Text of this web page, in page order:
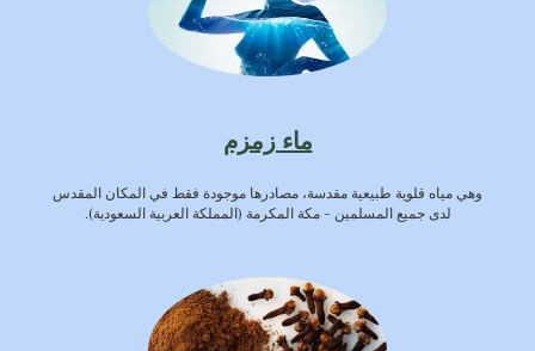
ماء زمزم
وهي مياه قلوية طبيعية مقدسة، مصادرها موجودة فقط في المكان المقدس
لدى جميع المسلمين - مكة المكرمة (المملكة العربية السعودية).